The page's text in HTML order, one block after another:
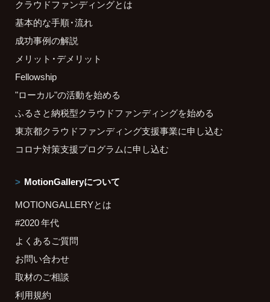
クラウドファンディングとは
基本的な手順・流れ
成功事例の解説
メリット・デメリット
Fellowship
"ローカル"の活動を始める
ふるさと納税型クラウドファンディングを始める
東京都クラウドファンディング支援事業に申し込む
コロナ対策支援プログラムに申し込む
MotionGalleryについて
MOTIONGALLERYとは
#2020 年代
よくあるご質問
お問い合わせ
取材のご相談
利用規約